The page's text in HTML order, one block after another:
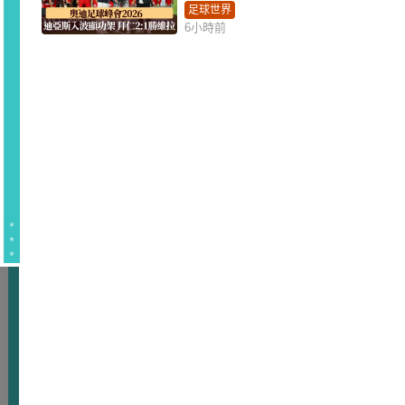
足球世界
6小時前